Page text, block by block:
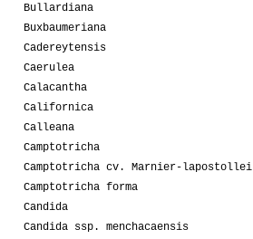
Bullardiana
Buxbaumeriana
Cadereytensis
Caerulea
Calacantha
Californica
Calleana
Camptotricha
Camptotricha cv. Marnier-lapostollei
Camptotricha forma
Candida
Candida ssp. menchacaensis